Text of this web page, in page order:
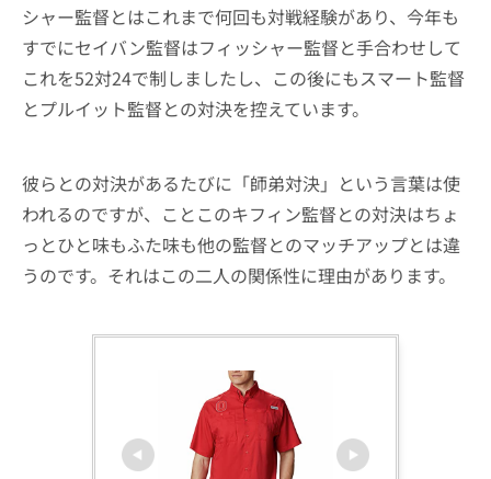
シャー監督とはこれまで何回も対戦経験があり、今年も
すでにセイバン監督はフィッシャー監督と手合わせして
これを52対24で制しましたし、この後にもスマート監督
とプルイット監督との対決を控えています。
彼らとの対決があるたびに「師弟対決」という言葉は使
われるのですが、ことこのキフィン監督との対決はちょ
っとひと味もふた味も他の監督とのマッチアップとは違
うのです。それはこの二人の関係性に理由があります。